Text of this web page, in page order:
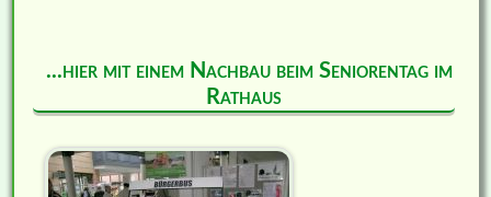
...hier mit einem Nachbau beim Seniorentag im
Rathaus